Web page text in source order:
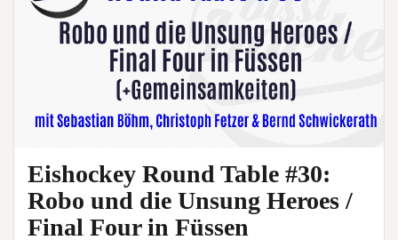
Eishockey Round Table #30:
Robo und die Unsung Heroes /
Final Four in Füssen